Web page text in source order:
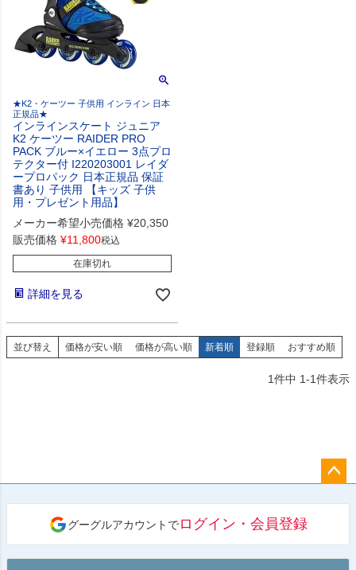
★K2・ケーツー 子供用 インライン 日本
正規品★
インラインスケート ジュニア
K2 ケーツー RAIDER PRO
PACK ブルー×イエロー 3点プロ
テクター付 I220203001 レイダ
ープロパック 日本正規品 保証
書あり 子供用 【キッズ 子供
用・プレゼント用品】
メーカー希望小売価格 ¥20,350
販売価格 ¥11,800税込
在庫切れ
詳細を見る
並び替え 価格が安い順 価格が高い順 新着順 登録順 おすすめ順
1件中 1-1件表示
へ
グーグルアカウントでログイン・会員登録